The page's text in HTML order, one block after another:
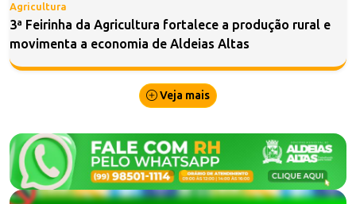
Agricultura
3ª Feirinha da Agricultura fortalece a produção rural e
movimenta a economia de Aldeias Altas
Veja mais